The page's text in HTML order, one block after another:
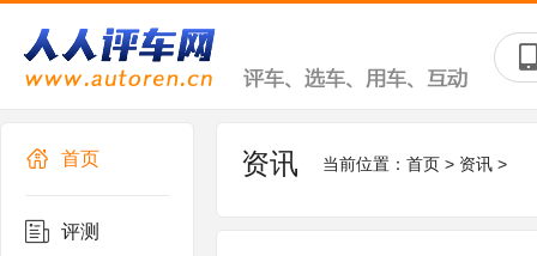
首页
评测
资讯 当前位置： 首页 > 资讯 >